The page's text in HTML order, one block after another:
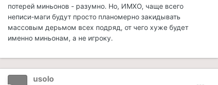
потерей миньонов - разумно. Но, ИМХО, чаще всего
неписи-маги будут просто планомерно закидывать
массовым дерьмом всех подряд, от чего хуже будет
именно миньонам, а не игроку.
usolo